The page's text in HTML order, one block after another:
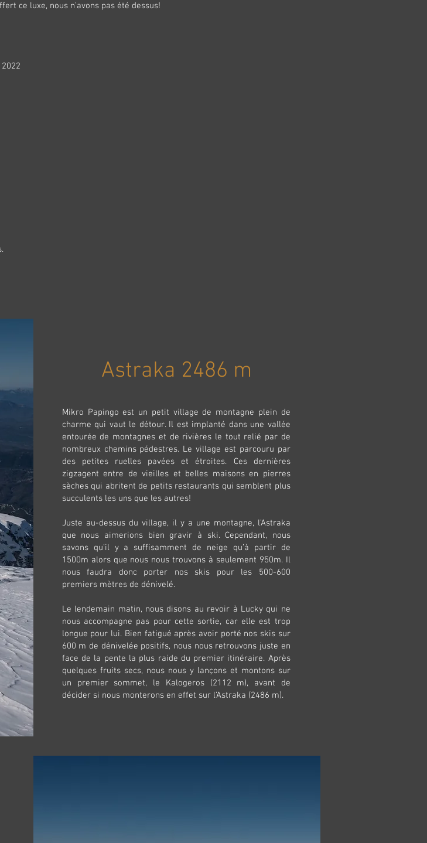
ce luxe, nous n’avons pas été dessus!
2022
Astraka 2486 m
Mikro Papingo est un petit village de montagne plein de
charme qui vaut le détour. Il est implanté dans une vallée
entourée de montagnes et de rivières le tout relié par de
nombreux chemins pédestres. Le village est parcouru par
des petites ruelles pavées et étroites. Ces dernières
zigzagent entre de vieilles et belles maisons en pierres
sèches qui abritent de petits restaurants qui semblent plus
succulents les uns que les autres!
Juste au-dessus du village, il y a une montagne, l’Astraka
que nous aimerions bien gravir à ski. Cependant, nous
savons qu’il y a suffisamment de neige qu’à partir de
1500m alors que nous nous trouvons à seulement 950m. Il
nous faudra donc porter nos skis pour les 500-600
premiers mètres de dénivelé.
Le lendemain matin, nous disons au revoir à Lucky qui ne
nous accompagne pas pour cette sortie, car elle est trop
longue pour lui. Bien fatigué après avoir porté nos skis sur
600 m de dénivelée positifs, nous nous retrouvons juste en
face de la pente la plus raide du premier itinéraire. Après
quelques fruits secs, nous nous y lançons et montons sur
un premier sommet, le Kalogeros (2112 m), avant de
décider si nous monterons en effet sur l’Astraka (2486 m).